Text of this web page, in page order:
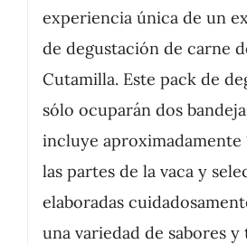
experiencia única de un
de degustación de carne
Cutamilla. Este pack de
sólo ocuparán dos
incluye aproximadamente
las partes de la vaca y
elaboradas
una variedad de sabores